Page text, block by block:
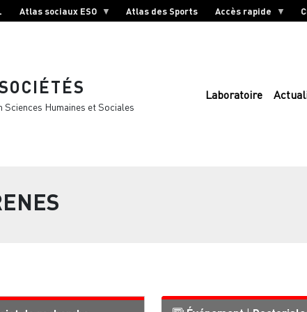
Atlas sociaux ESO Atlas des Sports Accès rapide
Humaines et Sociales
Laboratoire